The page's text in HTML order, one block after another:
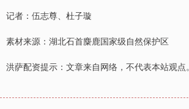
记者：伍志尊、杜子璇
素材来源：湖北石首麋鹿国家级自然保护区
洪萨配资提示：文章来自网络，不代表本站观点。